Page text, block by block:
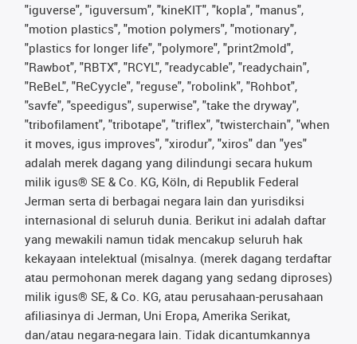
"iguverse", "iguversum", "kineKIT", "kopla", "manus",
"motion plastics", "motion polymers", "motionary",
"plastics for longer life", "polymore", "print2mold",
"Rawbot", "RBTX", "RCYL", "readycable", "readychain",
"ReBeL", "ReCyycle", "reguse", "robolink", "Rohbot",
"savfe", "speedigus", superwise", "take the dryway",
"tribofilament", "tribotape", "triflex", "twisterchain", "when
it moves, igus improves", "xirodur", "xiros" dan "yes"
adalah merek dagang yang dilindungi secara hukum
milik igus® SE & Co. KG, Köln, di Republik Federal
Jerman serta di berbagai negara lain dan yurisdiksi
internasional di seluruh dunia. Berikut ini adalah daftar
yang mewakili namun tidak mencakup seluruh hak
kekayaan intelektual (misalnya. (merek dagang terdaftar
atau permohonan merek dagang yang sedang diproses)
milik igus® SE, & Co. KG, atau perusahaan-perusahaan
afiliasinya di Jerman, Uni Eropa, Amerika Serikat,
dan/atau negara-negara lain. Tidak dicantumkannya